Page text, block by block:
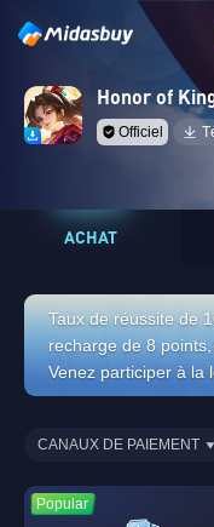
Honor of
Officiel
ACHAT
Taux de réussite de
recharge de 8
Venez participer à la
CANAUX DE PAIEMENT
Popular